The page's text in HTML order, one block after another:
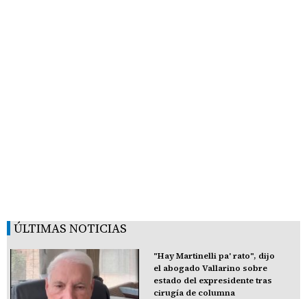
ÚLTIMAS NOTICIAS
"Hay Martinelli pa' rato", dijo
el abogado Vallarino sobre
estado del expresidente tras
cirugía de columna